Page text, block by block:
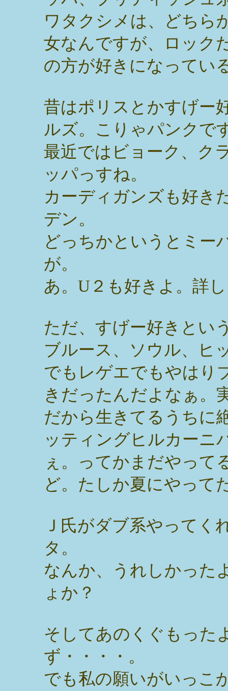
ワタクシメは、どちら
女なんですが、ロック
の方が好きになってい
昔はポリスとかすげー
ルズ。こりゃパンクで
最近ではビョーク、ク
ッパっすね。
カーディガンズも好き
デン。
どっちかというとミー
が。
あ。U２も好きよ。詳
ただ、すげー好きとい
ブルース、ソウル、ヒ
でもレゲエでもやはり
きだったんだよなぁ。
だから生きてるうちに
ッティングヒルカーニ
ぇ。ってかまだやって
ど。たしか夏にやって
Ｊ氏がダブ系やってく
タ。
なんか、うれしかった
ょか？
そしてあのくぐもった
ず・・・・。
でも私の願いがいっこ